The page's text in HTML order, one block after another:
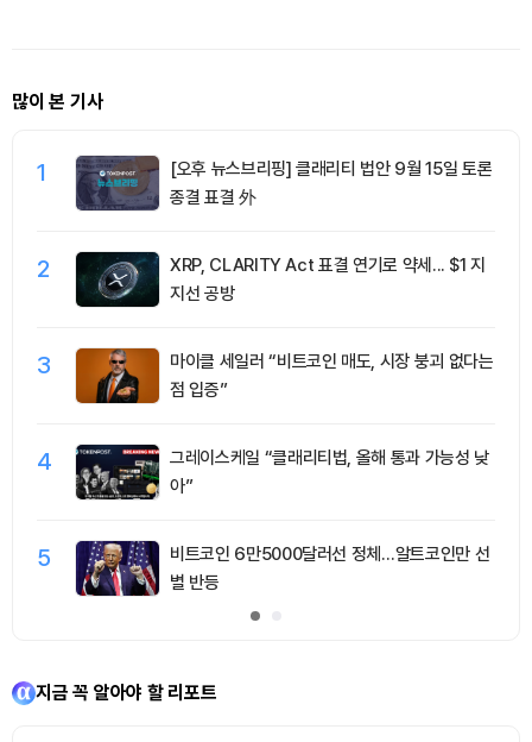
많이 본 기사
1
[오후 뉴스브리핑] 클래리티 법안 9월 15일 토론
종결 표결 外
2
XRP, CLARITY Act 표결 연기로 약세... $1 지
지선 공방
3
마이클 세일러 “비트코인 매도, 시장 붕괴 없다는
점 입증”
4
그레이스케일 “클래리티법, 올해 통과 가능성 낮
아”
5
비트코인 6만5000달러선 정체…알트코인만 선
별 반등
지금 꼭 알아야 할 리포트